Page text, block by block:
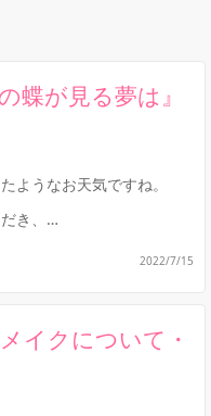
蝶が見る夢は』
ようなお天気ですね。
き、
2022/7/15
イクについて・